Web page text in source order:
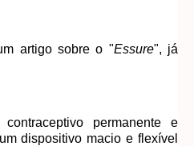
artigo sobre o "Essure", já
permanente e
dispositivo macio e flexível